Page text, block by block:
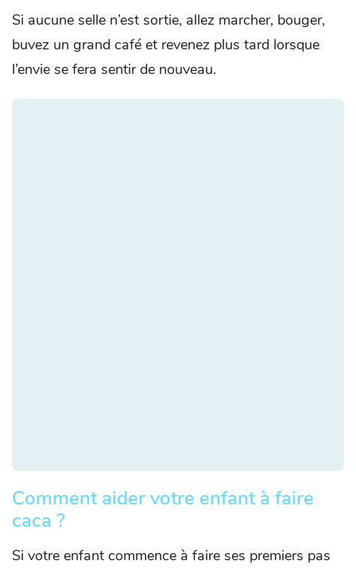
Si aucune selle n’est sortie, allez marcher, bouger,
buvez un grand café et revenez plus tard lorsque
l’envie se fera sentir de nouveau.
Comment aider votre enfant à faire
caca ?
Si votre enfant commence à faire ses premiers pas